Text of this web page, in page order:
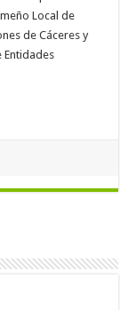
Local de
de Cáceres y
Entidades